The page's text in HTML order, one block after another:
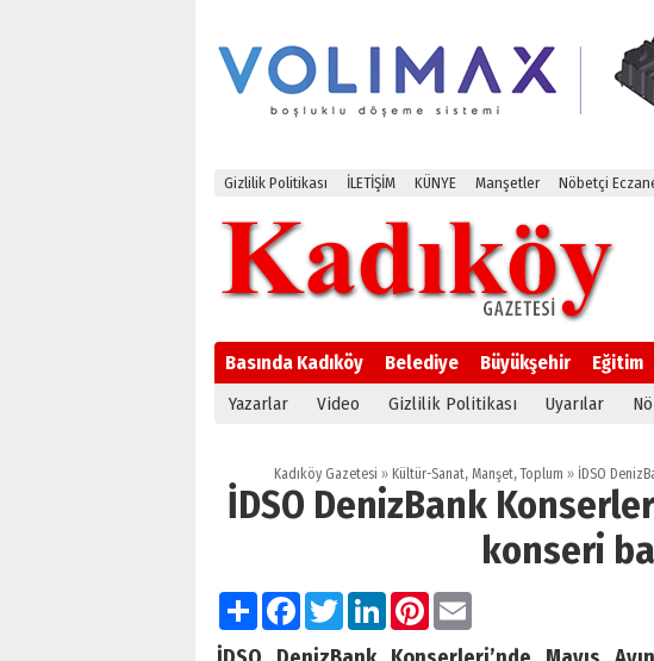
Gizlilik Politikası İLETİŞİM KÜNYE Manşetler Nöbetçi
Basında Kadıköy Belediye Büyükşehir Eğitim
Yazarlar Video Gizlilik Politikası Uyarılar
Kadıköy Gazetesi » Kültür-Sanat, Manşet,Toplum »İDSO
İDSO DenizBank
konseri
PaylaşFacebook
TwitterLinkedInPinterest